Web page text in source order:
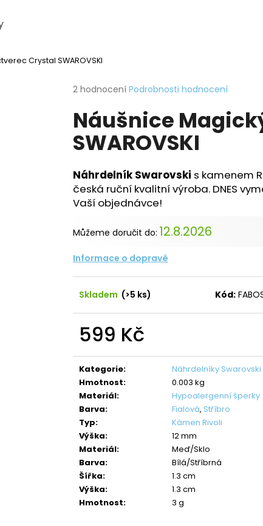
Crystal SWAROVSKI
Průměrné
produktu
je
5,0
z
hvězdiček.
2 hodnocení Podrobnosti hodnocení
Náušnice
SWAROVSKI
Náhrdelník Swarovski s kamenem
česká ruční kvalitní výroba. DNES
Vaší objednávce!
Můžeme doručit do: 12.8.2026
Informace o dopravě
Skladem (>5 ks) Kód:
599 Kč
cena:
Kategorie:
Náhrdelníky
Hmotnost:
0.003 kg
Materiál:
Hypoalergenní šperky
Barva: Fialová, Stříbro
Typ:
Kámen Rivoli
Výška:
12 mm
Materiál:
Meď/Sklo
Barva:
Bílá/Stříbrná
Šířka:
1.3 cm
Výška:
1.3 cm
Hmotnost: 3 g
najít?
HLEDAT
CRYSTAL NÁHRDELNÍK ANDĚL ŠTĚSTÍ
420 Kč
Původně:699 Kč